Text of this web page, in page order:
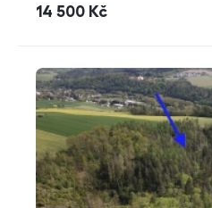
cena
14 500 Kč